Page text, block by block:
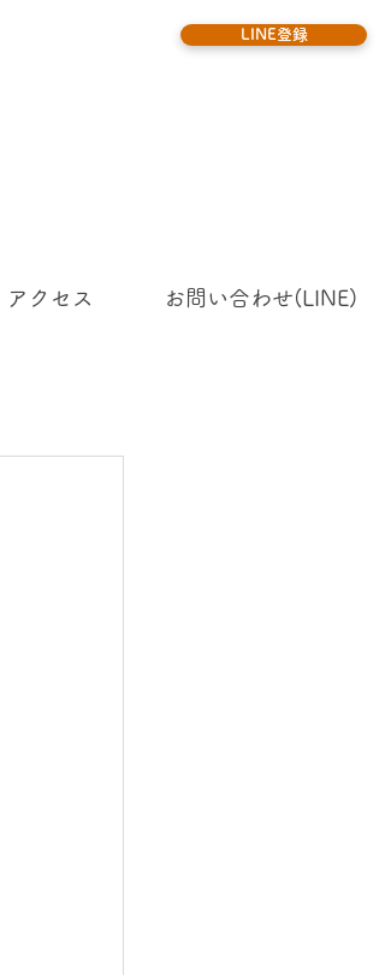
LINE登録
アクセス お問い合わせ(LINE)